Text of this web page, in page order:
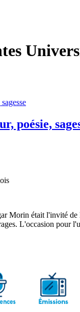
poésie,
Morin était l'invité
L'occasion pour